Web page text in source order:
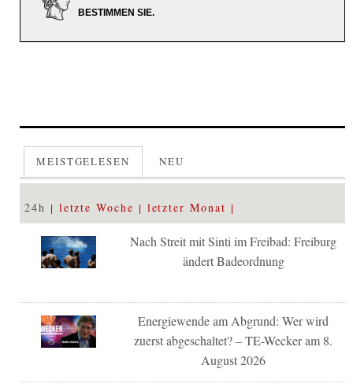
BESTIMMEN SIE.
MEISTGELESEN NEU
24h letzte Woche letzter Monat
Nach Streit mit Sinti im Freibad: Freiburg
ändert Badeordnung
Energiewende am Abgrund: Wer wird
zuerst abgeschaltet? – TE-Wecker am 8.
August 2026